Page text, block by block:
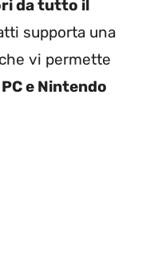
da tutto il
supporta una
vi permette
e Nintendo